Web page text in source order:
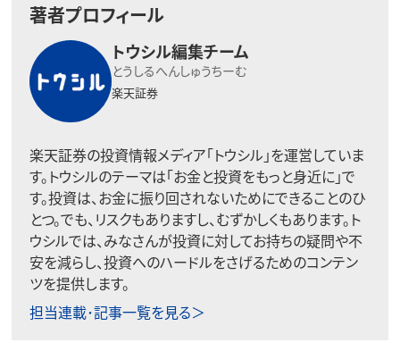
著者プロフィール
トウシル編集チーム
とうしるへんしゅうちーむ
楽天証券
楽天証券の投資情報メディア「トウシル」を運営していま
す。トウシルのテーマは「お金と投資をもっと身近に」で
す。投資は、お金に振り回されないためにできることのひ
とつ。でも、リスクもありますし、むずかしくもあります。ト
ウシルでは、みなさんが投資に対してお持ちの疑問や不
安を減らし、投資へのハードルをさげるためのコンテン
ツを提供します。
担当連載･記事一覧を見る＞